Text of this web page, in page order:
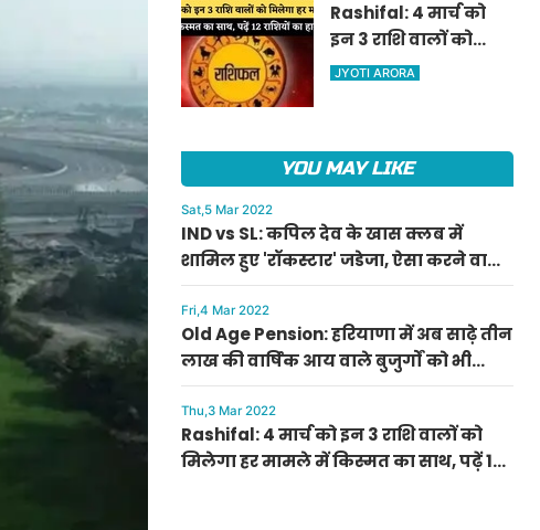
सीएम मनोहर लाल का
ऐलान
Rashifal: 4 मार्च को
इन 3 राशि वालों को
मिलेगा हर मामले में
JYOTI ARORA
YOU MAY LIKE
Sat,5 Mar 2022
IND vs SL: कपिल देव के खास क्लब में
शामिल हुए 'रॉकस्टार' जडेजा, ऐसा करने वाले
बने मात्र दूसरे भारतीय
Fri,4 Mar 2022
Old Age Pension: हरियाणा में अब साढ़े तीन
लाख की वार्षिक आय वाले बुजुर्गों को भी
मिलेगी बुढ़ापा पेंशन, सीएम मनोहर लाल का
ऐलान
Thu,3 Mar 2022
Rashifal: 4 मार्च को इन 3 राशि वालों को
मिलेगा हर मामले में किस्मत का साथ, पढ़ें 12